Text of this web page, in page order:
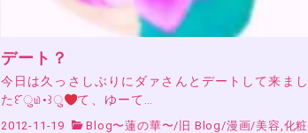
デート？
今日は久っさしぶりにダァさんとデートして来まし
た꒰ ︠ु௰•꒱ु
て、ゆーて…
2012-11-19 Blog〜蓮の華〜/ 旧 Blog /漫画/美容,化粧